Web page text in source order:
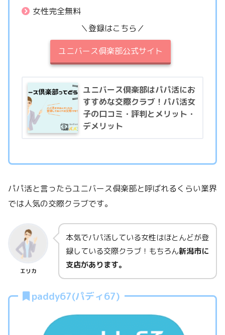
女性完全無料
＼登録はこちら／
ユニバース倶楽部公式サイト
ユニバース倶楽部はパパ活にお
すすめな交際クラブ！パパ活女
子の口コミ・評判とメリット・
デメリット
パパ活と言ったらユニバース倶楽部と呼ばれるくらい業界
では人気の交際クラブです。
エリカ
本気でパパ活している女性はほとんどが登
録している交際クラブ！もちろん新潟市に
支店があります。
paddy67(パディ67)